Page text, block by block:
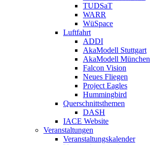
TUDSaT
WARR
WüSpace
Luftfahrt
ADDI
AkaModell Stuttgart
AkaModell München
Falcon Vision
Neues Fliegen
Project Eagles
Hummingbird
Querschnittsthemen
DASH
IACE Website
Veranstaltungen
Veranstaltungskalender